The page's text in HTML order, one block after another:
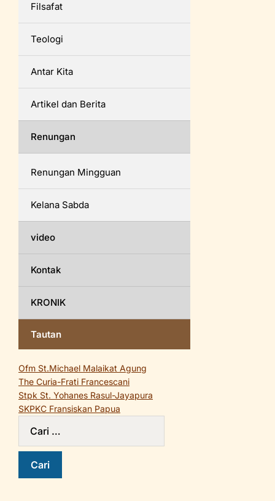
Filsafat
Teologi
Antar Kita
Artikel dan Berita
Renungan
Renungan Mingguan
Kelana Sabda
video
Kontak
KRONIK
Tautan
Ofm St.Michael Malaikat Agung
The Curia-Frati Francescani
Stpk St. Yohanes Rasul-Jayapura
SKPKC Fransiskan Papua